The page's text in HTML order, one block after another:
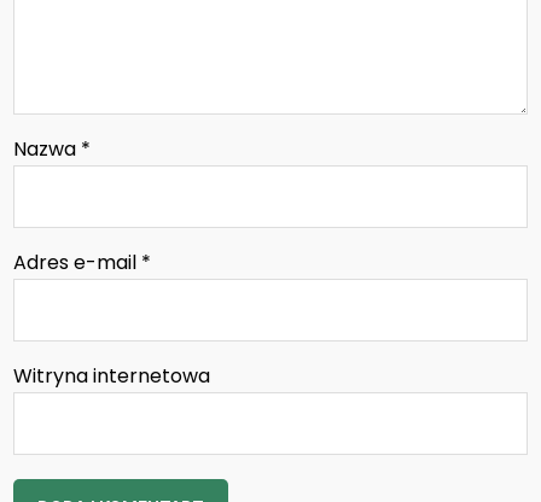
Nazwa *
Adres e-mail *
Witryna internetowa